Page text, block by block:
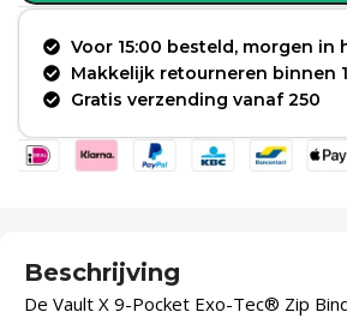
Voor 15:00 besteld, morgen in
Makkelijk retourneren binnen
Gratis verzending vanaf 250
Beschrijving
De Vault X 9-Pocket Exo-Tec® Zip